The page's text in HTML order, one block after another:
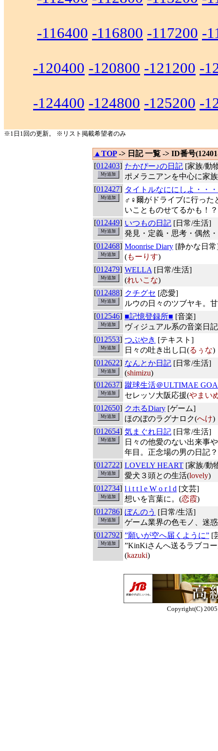
-116400 -116800 -117200 -
-120400 -120800 -121200 -
-124400 -124800 -125200 -
※1日1回の更新。 ※リスト掲載希望者のみ
▲TOP-> 日記 一覧 -> ID番号
[012403] たかぴー♪の日記 [家族/動
ポメラニアンを中心に家
[012427] タイトルなににしよ・・
♂♀爾がドライブに行った
いことものせてるかも！
[012449] いつもの日記 [日常/生活]
発見・定義・思考・偶然
[012468] Moonrise Diary [静かな日
(もーりす)
[012479] WELLA [日常/生活]
(れいこな)
[012488] クチグセ [恋愛]
ルウの日々のツブヤキ。
[012546] ■記憶登録所■ [音楽]
ヴィジュアル系の音楽日
[012553] つぶやき [テキスト]
日々の吐き出し口(るぅな)
[012622] なんとか日記 [日常/生活]
(shimizu)
[012637] 蹴球生活＠ULTIMAE
セレッソ大阪応援(やまい
[012650] クホるDiary [ゲーム]
ほのぼのラグナロク(へけ)
[012654] 気まぐれ日記 [日常/生活]
日々の他愛のない出来事
年目。正念場の男の日記
[012722] LOVELY HEART [家族/動
愛犬３頭との生活(lovely)
[012734] l i t t l e W o r l d [文芸]
想いを言葉に。(恋霞)
[012786] ぼんのう [日常/生活]
ゲーム業界の色モノ、迷
[012792] ”願いが空へ届くように” [
”KinKiさんへ送るラブコ
(kazuki)
Copyright(C)